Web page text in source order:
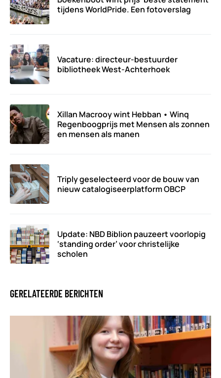
tijdens WorldPride. Een fotoverslag
Vacature: directeur-bestuurder
bibliotheek West-Achterhoek
Xillan Macrooy wint Hebban • Winq
Regenboogprijs met Mensen als zonnen
en mensen als manen
Triply geselecteerd voor de bouw van
nieuw catalogiseerplatform OBCP
Update: NBD Biblion pauzeert voorlopig
‘standing order’ voor christelijke
scholen
GERELATEERDE BERICHTEN